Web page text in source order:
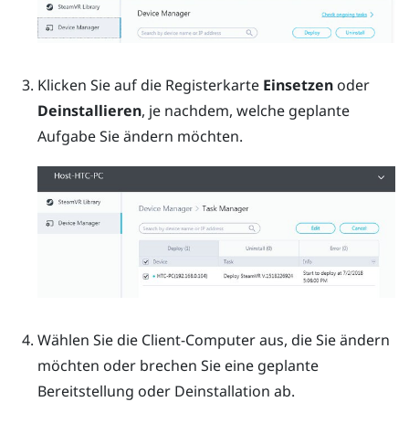
Klicken Sie auf die Registerkarte Einsetzenoder
Deinstallieren, je nachdem, welche geplante
Aufgabe Sie ändern möchten.
Wählen Sie die Client-Computer aus, die Sie ändern
möchten oder brechen Sie eine geplante
Bereitstellung oder Deinstallation ab.